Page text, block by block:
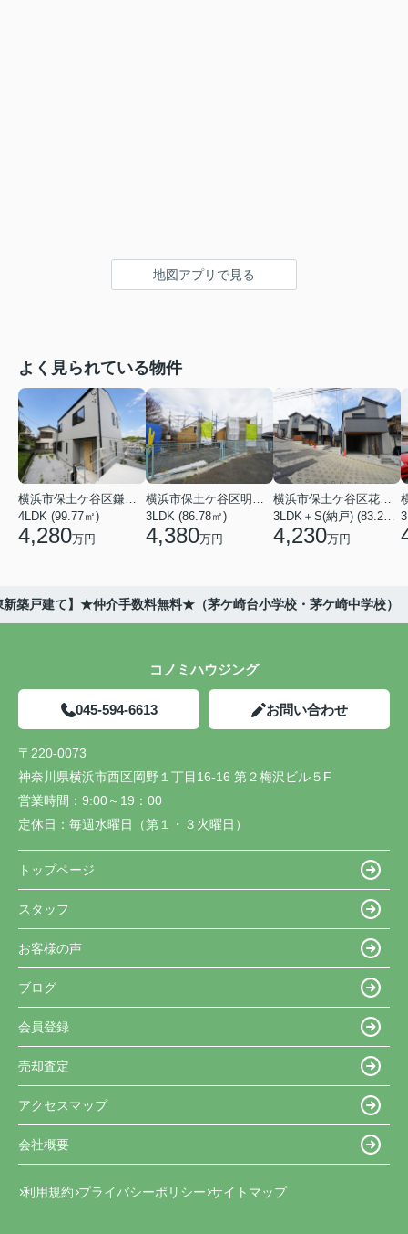
地図アプリで見る
よく見られている物件
横浜市保土ケ谷区鎌谷町
4LDK (99.77㎡)
4,280万円
横浜市保土ケ谷区明神台
3LDK (86.78㎡)
4,380万円
横浜市保土ケ谷区花見台
3LDK＋S(納戸) (83.21㎡)
4,230万円
築戸建て】★仲介手数料無料★（茅ケ崎台小学校・茅ケ崎中学校）
コノミハウジング
045-594-6613 お問い合わせ
〒220-0073
神奈川県横浜市西区岡野１丁目16-16 第２梅沢ビル５F
営業時間： 9:00～19：00
定休日： 毎週水曜日（第１・３火曜日）
トップページ
スタッフ
お客様の声
ブログ
会員登録
売却査定
アクセスマップ
会社概要
利用規約 プライバシーポリシー サイトマップ